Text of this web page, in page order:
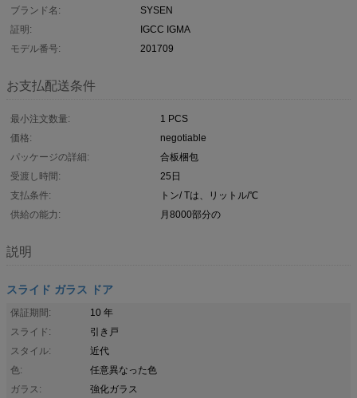
ブランド名:
SYSEN
証明:
IGCC IGMA
モデル番号:
201709
お支払配送条件
最小注文数量:
1 PCS
価格:
negotiable
パッケージの詳細:
合板梱包
受渡し時間:
25日
支払条件:
トン/ Tは、リットル/℃
供給の能力:
月8000部分の
説明
スライド ガラス ドア
保証期間:
10 年
スライド:
引き戸
スタイル:
近代
色:
任意異なった色
ガラス:
強化ガラス